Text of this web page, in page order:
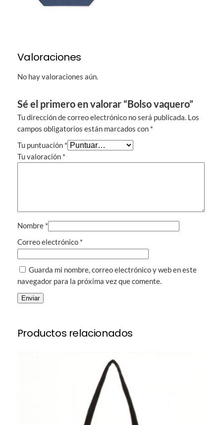
Valoraciones
No hay valoraciones aún.
Sé el primero en valorar “Bolso vaquero”
Tu dirección de correo electrónico no será publicada. Los
campos obligatorios están marcados con *
Tu puntuación *
Tu valoración *
Nombre *
Correo electrónico *
Guarda mi nombre, correo electrónico y web en este
navegador para la próxima vez que comente.
Productos relacionados